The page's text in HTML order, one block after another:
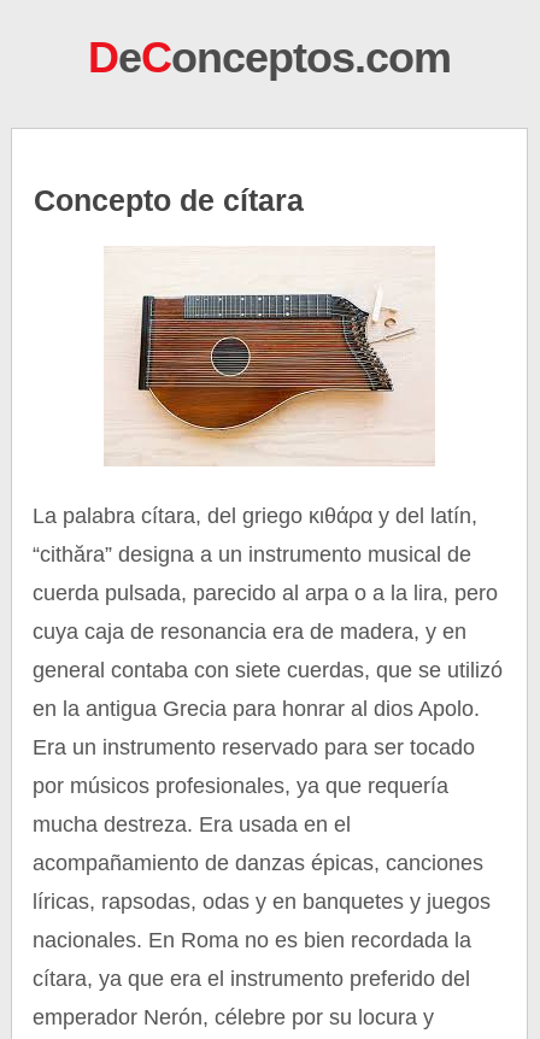
DeConceptos.com
Concepto de cítara
La palabra cítara, del griego κιθάρα y del latín,
“cithăra” designa a un instrumento musical de
cuerda pulsada, parecido al arpa o a la lira, pero
cuya caja de resonancia era de madera, y en
general contaba con siete cuerdas, que se utilizó
en la antigua Grecia para honrar al dios Apolo.
Era un instrumento reservado para ser tocado
por músicos profesionales, ya que requería
mucha destreza. Era usada en el
acompañamiento de danzas épicas, canciones
líricas, rapsodas, odas y en banquetes y juegos
nacionales. En Roma no es bien recordada la
cítara, ya que era el instrumento preferido del
emperador Nerón, célebre por su locura y